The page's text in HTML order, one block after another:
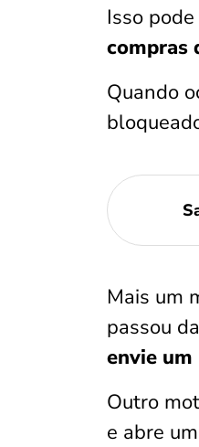
Isso
compras
Quando
Mais um
passou
envie um
Outro
e abre